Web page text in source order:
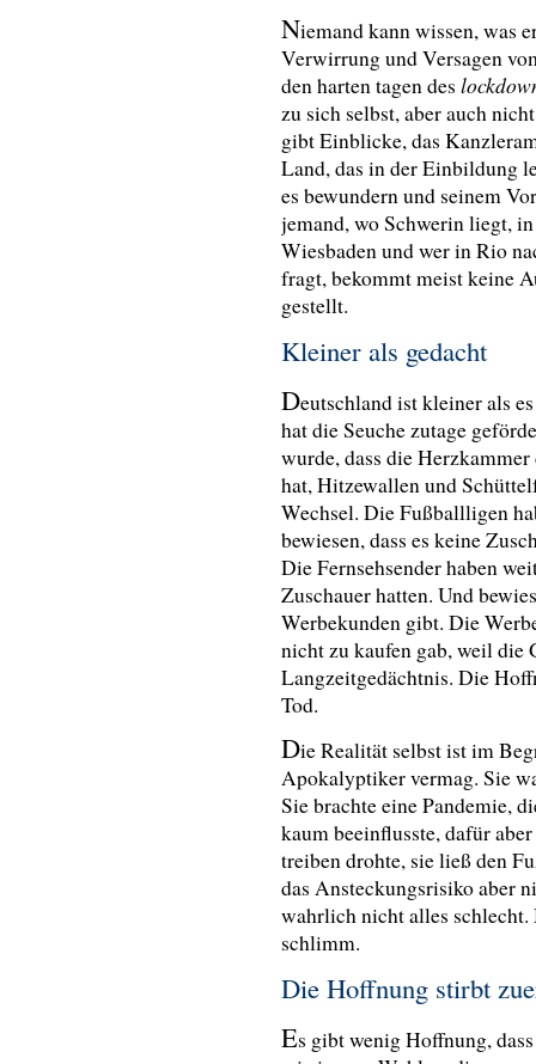
Niemand kann wissen, was
Verwirrung und Versagen
den harten tagen des
zu sich selbst, aber auch
gibt Einblicke, das
Land, das in der Einbildung
es bewundern und seinem
jemand, wo Schwerin liegt,
Wiesbaden und wer in Rio
fragt, bekommt meist keine
gestellt.
Kleiner als gedacht
Deutschland ist kleiner als
hat die Seuche zutage
wurde, dass die
hat, Hitzewallen und
Wechsel. Die Fußballligen
bewiesen, dass es keine
Die Fernsehsender haben
Zuschauer hatten. Und
Werbekunden gibt. Die
nicht zu kaufen gab, weil die
Langzeitgedächtnis. Die
Tod.
Die Realität selbst ist im
Apokalyptiker vermag. Sie
Sie brachte eine Pandemie,
kaum beeinflusste, dafür
treiben drohte, sie ließ den
das Ansteckungsrisiko aber
wahrlich nicht alles schlecht.
schlimm.
Die Hoffnung stirbt
Es gibt wenig Hoffnung,